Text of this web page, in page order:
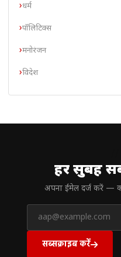
धर्म
पॉलिटिक्स
मनोरंजन
विदेश
हर सुबह
अपना ईमेल दर्ज करें —
सब्सक्राइब करें